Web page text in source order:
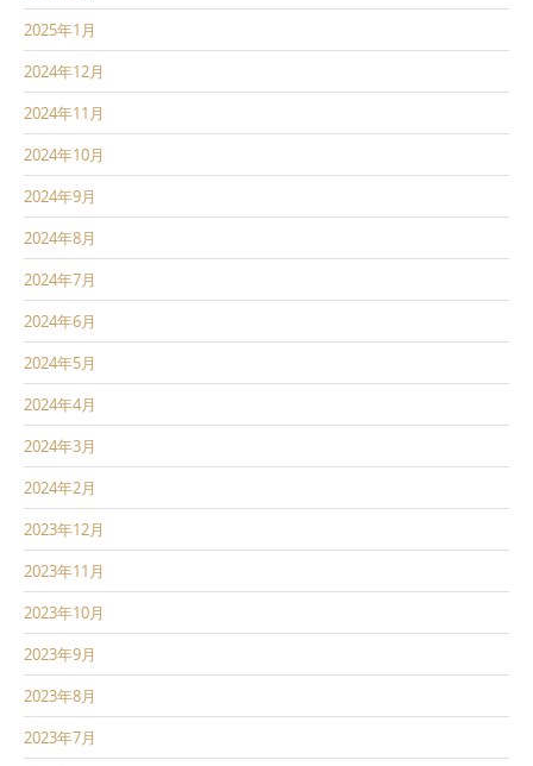
2025年1月
2024年12月
2024年11月
2024年10月
2024年9月
2024年8月
2024年7月
2024年6月
2024年5月
2024年4月
2024年3月
2024年2月
2023年12月
2023年11月
2023年10月
2023年9月
2023年8月
2023年7月